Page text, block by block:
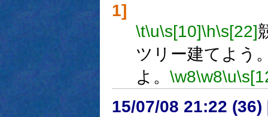
1]
\t\u\s[10]\h\s[22]
ツリー建てよう
よ。 \w8\w8\u
15/07/08 21:22 (36)